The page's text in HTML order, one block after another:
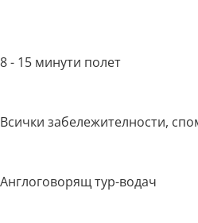
8 - 15 минути полет
Всички забележителности,
Англоговорящ тур-водач